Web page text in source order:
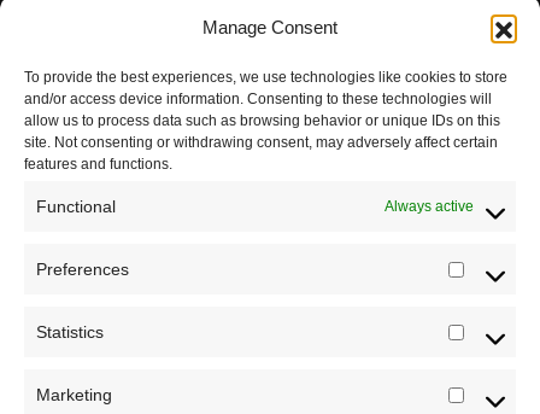
Manage Consent
To provide the best experiences, we use technologies like cookies to store
and/or access device information. Consenting to these technologies will
allow us to process data such as browsing behavior or unique IDs on this
site. Not consenting or withdrawing consent, may adversely affect certain
features and functions.
Functional Always active
Preferences
Statistics
Marketing
Saradnja